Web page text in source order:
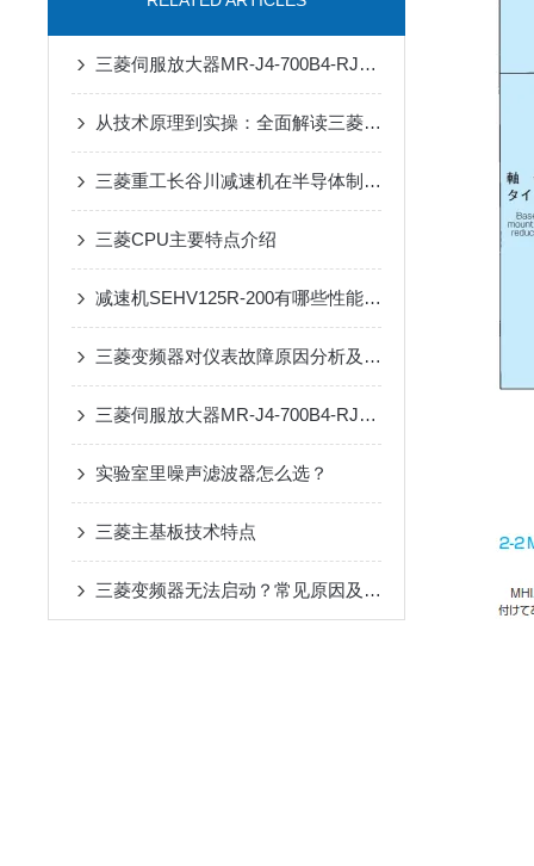
三菱伺服放大器MR-J4-700B4-RJ在抗干扰方面有哪些具体优势？
从技术原理到实操：全面解读三菱伺服驱动器的性能优势
三菱重工长谷川减速机在半导体制造设备传动系统中的适配应用
三菱CPU主要特点介绍
减速机SEHV125R-200有哪些性能参数和特点呢？
三菱变频器对仪表故障原因分析及解决措施
三菱伺服放大器MR-J4-700B4-RJ：高性能驱动的智慧选择
实验室里噪声滤波器怎么选？
三菱主基板技术特点
三菱变频器无法启动？常见原因及解决办法